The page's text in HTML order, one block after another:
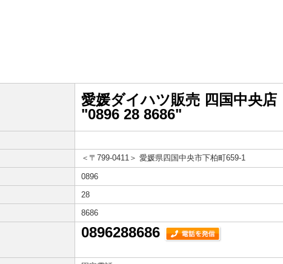
愛媛ダイハツ販売 四国中央店
"0896 28 8686"
＜〒799-0411＞ 愛媛県四国中央市下柏町659-1
0896
28
8686
0896288686